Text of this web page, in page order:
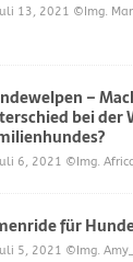
13, 2021 ©Img.
–
bei der
6, 2021 ©Img.
für
5, 2021 ©Img.